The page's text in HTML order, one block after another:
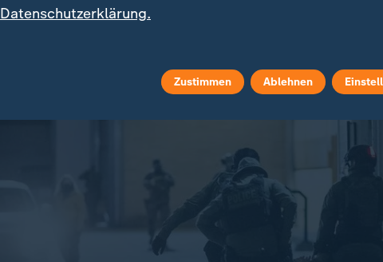
Es gab mehrere Festnahmen - auch durch lokale
Datenschutzerklärung.
Zustimmen Ablehnen